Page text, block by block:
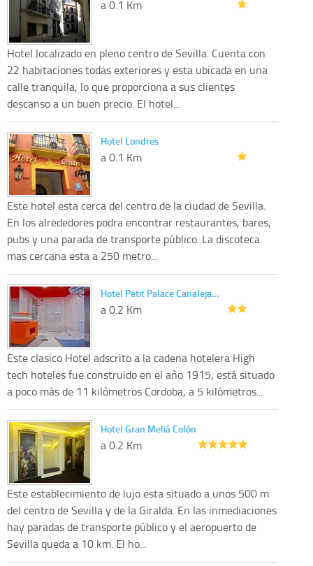
a 0.1 Km
Hotel localizado en pleno centro de Sevilla. Cuenta con
22 habitaciones todas exteriores y esta ubicada en una
calle tranquila, lo que proporciona a sus clientes
descanso a un buen precio. El hotel...
Hotel Londres
a 0.1 Km
Este hotel esta cerca del centro de la ciudad de Sevilla.
En los alrededores podra encontrar restaurantes, bares,
pubs y una parada de transporte público. La discoteca
mas cercana esta a 250 metro...
Hotel Petit Palace Canaleja…
a 0.2 Km
Este clasico Hotel adscrito a la cadena hotelera High
tech hoteles fue construido en el año 1915, está situado
a poco más de 11 kilómetros Cordoba, a 5 kilómetros...
Hotel Gran Meliá Colón
a 0.2 Km
Este establecimiento de lujo esta situado a unos 500 m
del centro de Sevilla y de la Giralda. En las inmediaciones
hay paradas de transporte público y el aeropuerto de
Sevilla queda a 10 km. El ho...